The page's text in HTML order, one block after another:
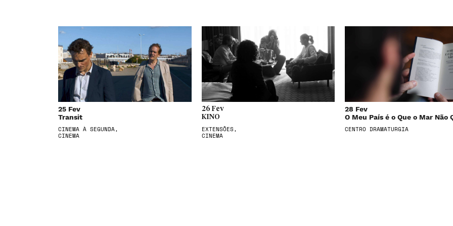
25 Fev
Transit
CINEMA À SEGUNDA,
CINEMA
26 Fev
KINO
EXTENSÕES,
CINEMA
28 Fev
O Meu País é o Que o Mar Não
CENTRO DRAMATURGIA